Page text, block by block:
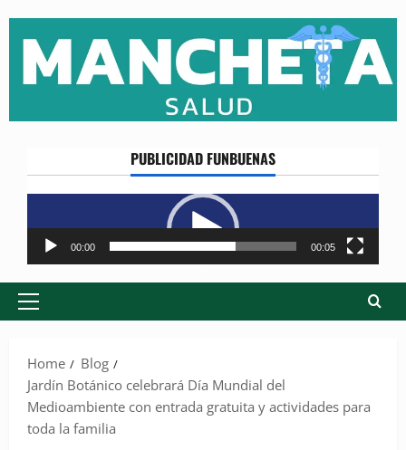
content
PUBLICIDAD FUNBUENAS
Reproductor
de
vídeo
00:00 00:05
Primary
Home
Blog
Jardín Botánico celebrará Día Mundial del
Medioambiente con entrada gratuita y actividades para
toda la familia